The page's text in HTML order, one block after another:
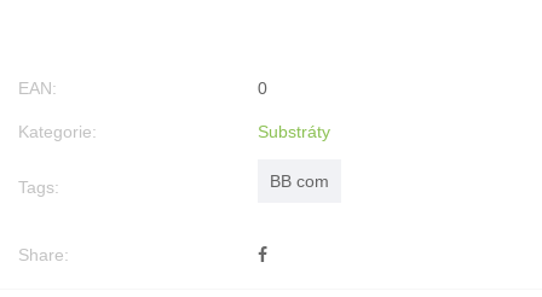
EAN: 0
Kategorie: Substráty
Tags: BB com
Share: